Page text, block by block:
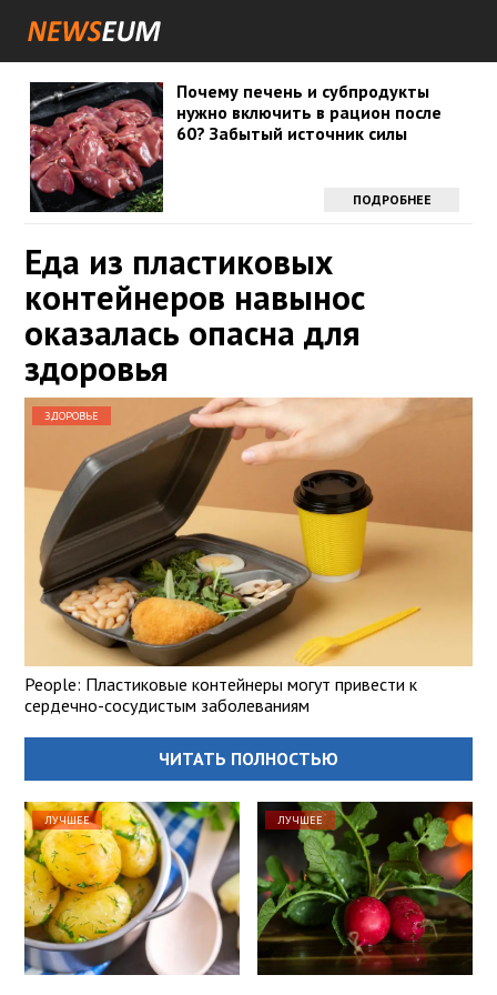
Почему печень и субпродукты
нужно включить в рацион после
60? Забытый источник силы
ПОДРОБНЕЕ
Еда из пластиковых
контейнеров навынос
оказалась опасна для
здоровья
ЗДОРОВЬЕ
People: Пластиковые контейнеры могут привести к
сердечно-сосудистым заболеваниям
ЧИТАТЬ ПОЛНОСТЬЮ
ЛУЧШЕЕ ЛУЧШЕЕ